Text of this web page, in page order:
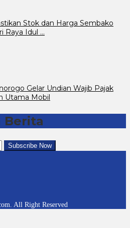
Stok dan Harga Sembako
Raya Idul …
Gelar Undian Wajib Pajak
Utama Mobil
Berita
All Right Reserved